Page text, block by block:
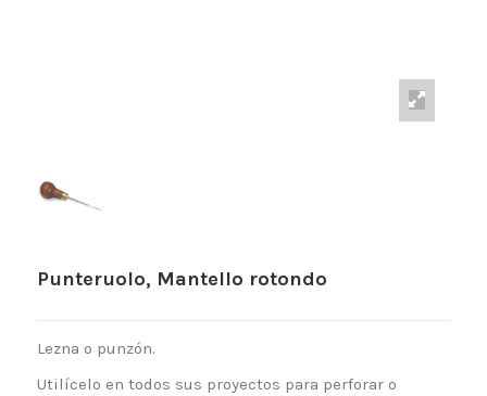
Punteruolo, Mantello rotondo
Lezna o punzón.
Utilícelo en todos sus proyectos para perforar o